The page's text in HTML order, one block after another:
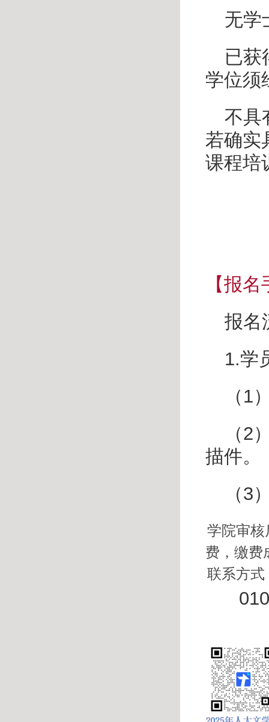
无学
已获
学位须
不具
若确实
课程培
【报
报名
1.学
（ 1
（2
描件。
（3
学院审核
费，缴费
联系方式